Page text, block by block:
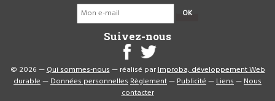
OK
Suivez-nous
© 2026 —Qui sommes-nous— réalisé parImproba, développement Web
durable—Données personnellesRèglement—Publicité—Liens—Nous
contacter